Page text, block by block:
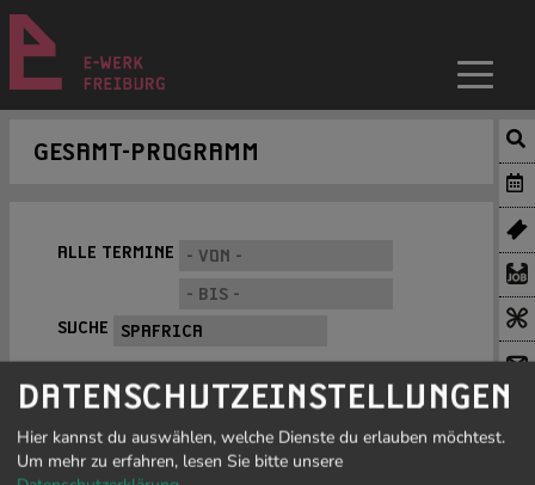
GESAMT-PROGRAMM
ALLE TERMINE
SUCHE
DATENSCHUTZEINSTELLUNGEN
Hier kannst du auswählen, welche Dienste du erlauben möchtest.
Um mehr zu erfahren, lesen Sie bitte unsere